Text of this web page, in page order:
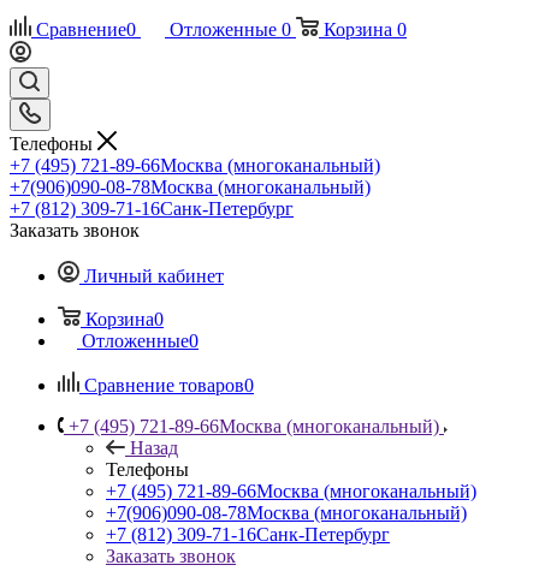
Сравнение0 Отложенные 0 Корзина 0
Телефоны
+7 (495) 721-89-66Москва (многоканальный)
+7(906)090-08-78Москва (многоканальный)
+7 (812) 309-71-16Санк-Петербург
Заказать звонок
Личный кабинет
Корзина0
Отложенные0
Сравнение товаров0
+7 (495) 721-89-66Москва (многоканальный)
Назад
Телефоны
+7 (495) 721-89-66Москва (многоканальный)
+7(906)090-08-78Москва (многоканальный)
+7 (812) 309-71-16Санк-Петербург
Заказать звонок